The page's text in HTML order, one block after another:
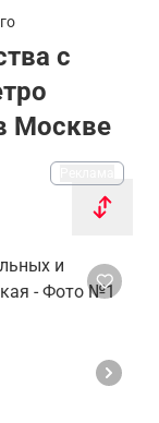
с
Москве